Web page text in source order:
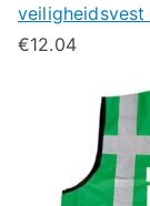
€12.04